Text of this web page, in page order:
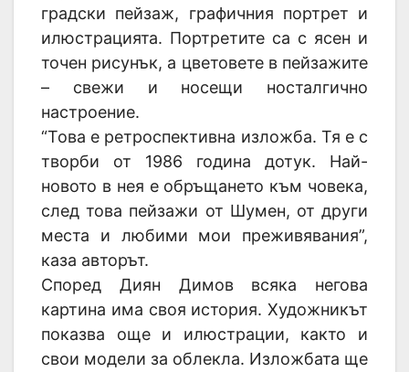
градски пейзаж, графичния портрет и
илюстрацията. Портретите са с ясен и
точен рисунък, а цветовете в пейзажите
– свежи и носещи носталгично
настроение.
“Това е ретроспективна изложба. Тя е с
творби от 1986 година дотук. Най-
новото в нея е обръщането към човека,
след това пейзажи от Шумен, от други
места и любими мои преживявания”,
каза авторът.
Според Диян Димов всяка негова
картина има своя история. Художникът
показва още и илюстрации, както и
свои модели за облекла. Изложбата ще